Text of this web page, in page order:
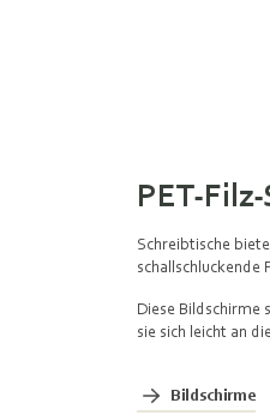
PET-
Schreibtische
schallschluckende
Diese Bildschirme
sie sich leicht an
Bildschirme